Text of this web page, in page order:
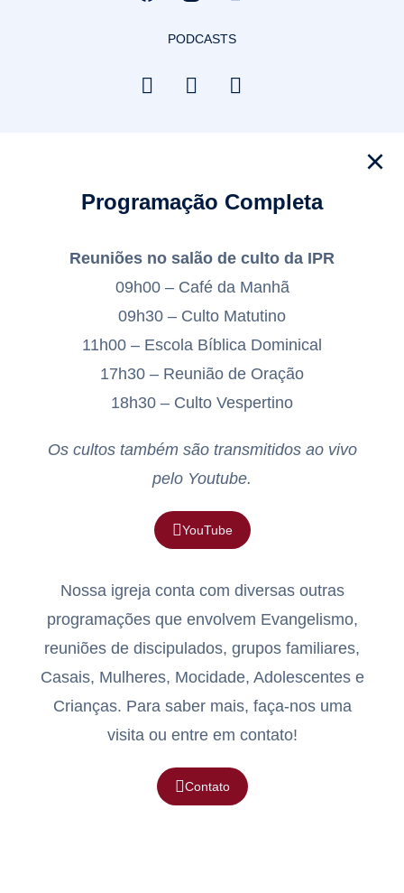
PODCASTS
Programação Completa
Reuniões no salão de culto da IPR
09h00 – Café da Manhã
09h30 – Culto Matutino
11h00 – Escola Bíblica Dominical
17h30 – Reunião de Oração
18h30 – Culto Vespertino
Os cultos também são transmitidos ao vivo
pelo Youtube.
YouTube
Nossa igreja conta com diversas outras
programações que envolvem Evangelismo,
reuniões de discipulados, grupos familiares,
Casais, Mulheres, Mocidade, Adolescentes e
Crianças. Para saber mais, faça-nos uma
visita ou entre em contato!
Contato